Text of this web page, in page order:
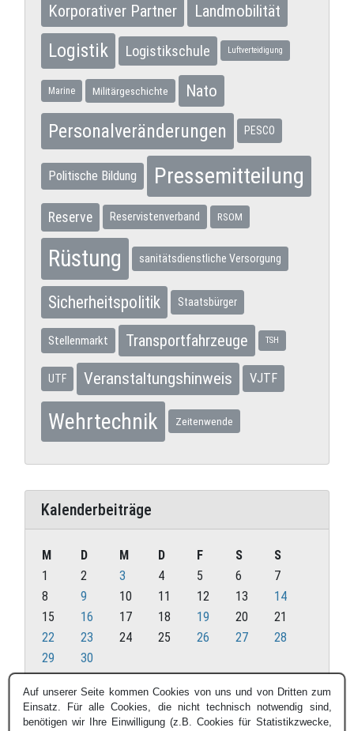
Korporativer Partner Landmobilität
Logistik Logistikschule Luftverteidigung
Marine Militärgeschichte Nato
Personalveränderungen PESCO
Politische Bildung Pressemitteilung
Reserve Reservistenverband RSOM
Rüstung sanitätsdienstliche Versorgung
Sicherheitspolitik Staatsbürger
Stellenmarkt Transportfahrzeuge TSH
UTF Veranstaltungshinweis VJTF
Wehrtechnik Zeitenwende
Kalenderbeiträge
Juni 2020
M D M D F S
S
1
2 3 4 5 6
7
8
9 10 11 12 13
14
15
16 17 18 19 20
21
22
23 24 25 26 27
28
29
30
« Mai Juli »
Auf unserer Seite kommen Cookies von uns und von Dritten zum
Einsatz. Für alle Cookies, die nicht technisch notwendig sind,
benötigen wir Ihre Einwilligung (z.B. Cookies für Statistikzwecke,